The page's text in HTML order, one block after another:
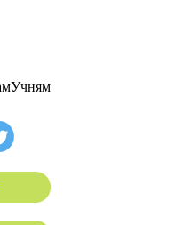
Учням